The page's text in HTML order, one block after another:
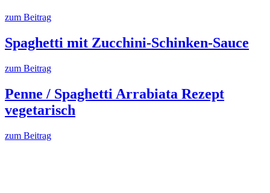
zum Beitrag
Spaghetti mit Zucchini-Schinken-Sauce
zum Beitrag
Penne / Spaghetti Arrabiata Rezept
vegetarisch
zum Beitrag